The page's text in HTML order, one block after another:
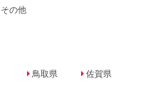
その他
鳥取県 佐賀県